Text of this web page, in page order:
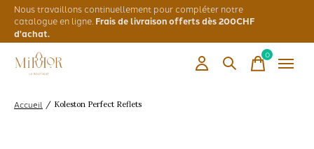
Nous travaillons continuellement pour compléter notre
catalogue en ligne. Frais de livraison offerts dès 200CHF
d'achat.
0items
Accueil / Koleston Perfect Reflets